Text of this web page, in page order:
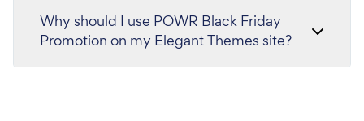
Why should I use POWR Black Friday
Promotion on my Elegant Themes site?